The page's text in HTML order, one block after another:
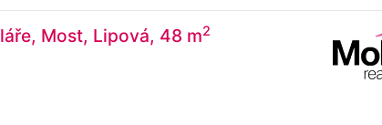
Most, Lipová, 48 m2